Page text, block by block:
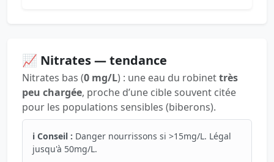
📈 Nitrates — tendance
Nitrates bas (0 mg/L) : une eau du robinettrès
peu chargée, proche d’une cible souvent citée
pour les populations sensibles (biberons).
ℹ️ Conseil : Danger nourrissons si >15mg/L. Légal
jusqu'à 50mg/L.